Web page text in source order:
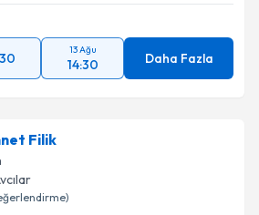
13 Ağu
14:30 Daha Fazla
Filik